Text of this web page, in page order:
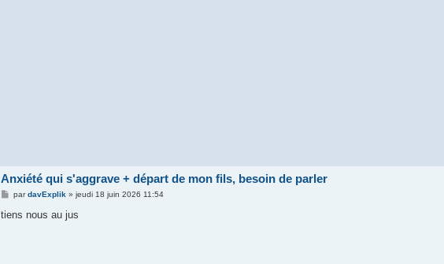
Anxiété qui s'aggrave + départ de mon fils, besoin de parler
M
s
pardavExplik » jeudi 18 juin 2026 11:54
tiens nous au jus